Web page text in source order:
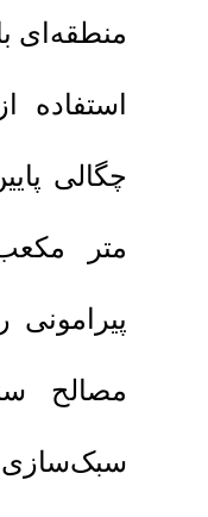
منطقه‌ای
استفاده
متر
مصالح